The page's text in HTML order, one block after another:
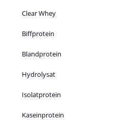
Clear Whey
Biffprotein
Blandprotein
Hydrolysat
Isolatprotein
Kaseinprotein